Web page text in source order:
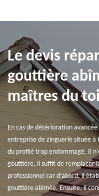
Le devis
gouttière
maîtres du
En cas de détérioration
entreprise de zinguerie située
du profilé trop endommagé. Il
gouttière, il suffit de remplacer
professionnel car d’abord, il
gouttière abîmée. Ensuite, il